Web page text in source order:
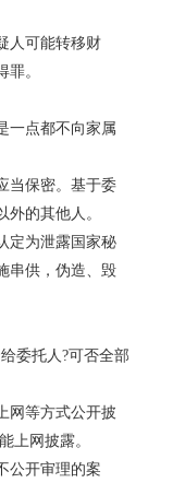
人可能转移财
。
一点都不向家属
当保密。基于委
的其他人。
定为泄露国家秘
串供，伪造、毁
委托人?可否全部
网等方式公开披
上网披露。
公开审理的案